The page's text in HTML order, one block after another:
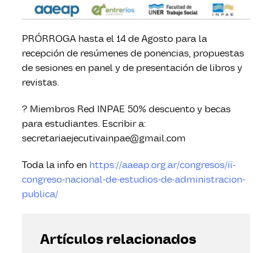
PRÓRROGA hasta el 14 de Agosto para la
recepción de resúmenes de ponencias, propuestas
de sesiones en panel y de presentación de libros y
revistas.
? Miembros Red INPAE 50% descuento y becas
para estudiantes. Escribir a:
secretariaejecutivainpae@gmail.com
Toda la info en https://aaeap.org.ar/congresos/ii-
congreso-nacional-de-estudios-de-administracion-
publica/
Artículos relacionados